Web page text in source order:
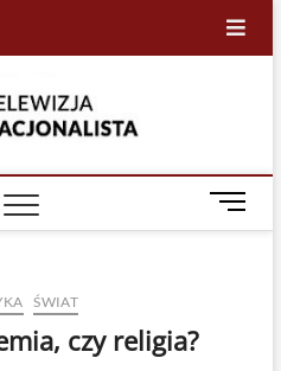
M
e
ŚWIAT
czy religia?